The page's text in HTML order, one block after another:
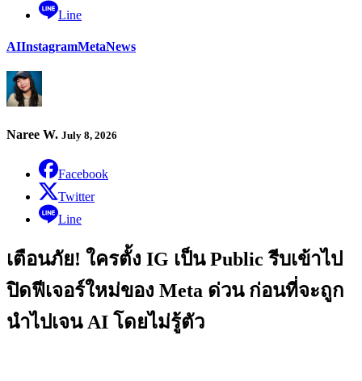
Line
AIInstagramMetaNews
Naree W. July 8, 2026
Facebook
Twitter
Line
เตือนภัย! ใครตั้ง IG เป็น Public รีบเข้าไป
ปิดฟีเจอร์ใหม่ของ Meta ด่วน ก่อนที่จะถูก
นำไปเจน AI โดยไม่รู้ตัว